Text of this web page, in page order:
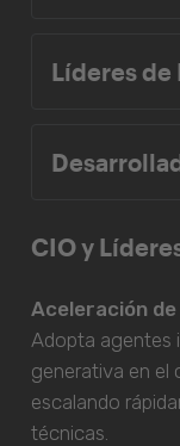
Líderes de
CIO y
Aceleración
Adopta agentes
generativa en el
escalando
técnicas.